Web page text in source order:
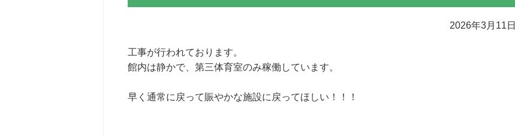
2026年3月11日
工事が行われております。
館内は静かで、第三体育室のみ稼働しています。
早く通常に戻って賑やかな施設に戻ってほしい！！！